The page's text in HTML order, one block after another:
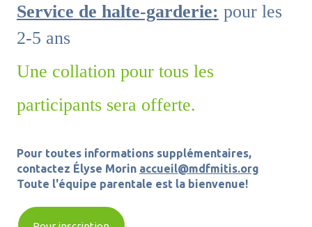
Service de halte-garderie: pour les
2-5 ans
Une collation pour tous les
participants sera offerte.
Pour toutes informations supplémentaires,
contactez Élyse Morin accueil@mdfmitis.org
Toute l'équipe parentale est la bienvenue!